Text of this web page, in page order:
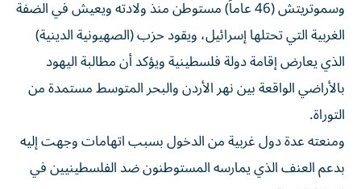
وسموتريتش (46 عاماً) مستوطن منذ ولادته ويعيش في الضفة
الغربية التي تحتلها إسرائيل، ويقود حزب (الصهيونية الدينية)
الذي يعارض إقامة دولة فلسطينية ويؤكد أن مطالبة اليهود
بالأراضي الواقعة بين نهر الأردن والبحر المتوسط مستمدة من
التوراة.
ومنعته عدة دول غربية من الدخول بسبب اتهامات وجهت إليه
بدعم العنف الذي يمارسه المستوطنون ضد الفلسطينيين في